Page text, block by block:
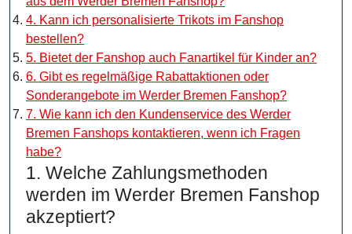
4. Kann ich personalisierte Trikots im Fanshop
bestellen?
5. Bietet der Fanshop auch Fanartikel für Kinder an?
6. Gibt es regelmäßige Rabattaktionen oder
Sonderangebote im Werder Bremen Fanshop?
7. Wie kann ich den Kundenservice des Werder
Bremen Fanshops kontaktieren, wenn ich Fragen
habe?
1. Welche Zahlungsmethoden
werden im Werder Bremen Fanshop
akzeptiert?